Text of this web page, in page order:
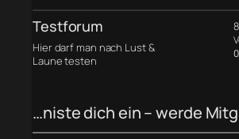
Testforum
Hier darf man nach Lust &
Laune testen
…niste dich ein – werde